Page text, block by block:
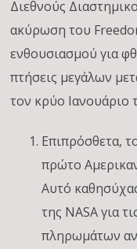
Διεθνούς
ακύρωση του
ενθουσιασμού για
πτήσεις μεγάλων
τον κρύο Ιανουάριο
Επιπρόσθετα,
πρώτο
Αυτό
της NASA για
πληρωμάτων